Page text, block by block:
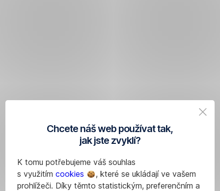
Chcete náš web používat tak,
jak jste zvyklí?
K tomu potřebujeme váš souhlas
s využitím cookies
, které se ukládají ve vašem
prohlížeči. Díky těmto statistickým, preferenčním a